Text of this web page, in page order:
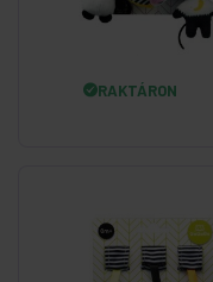
RAKTÁRON